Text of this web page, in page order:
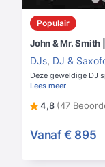
Populair
John & Mr. Smith
DJs, DJ &
Deze geweldige DJ
Lees meer
4,8 (47
Vanaf € 895